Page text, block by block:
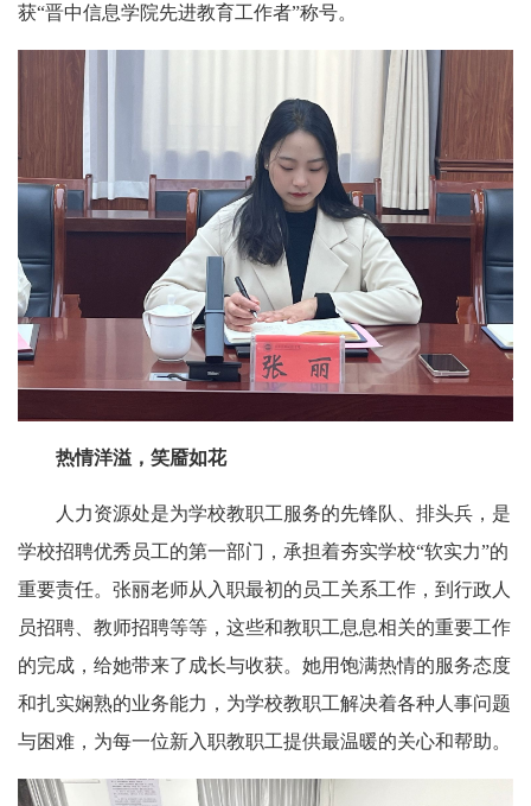
获“晋中信息学院先进教育工作者”称号。
热情洋溢，笑靥如花
人力资源处是为学校教职工服务的先锋队、排头兵，是
学校招聘优秀员工的第一部门，承担着夯实学校“软实力”的
重要责任。张丽老师从入职最初的员工关系工作，到行政人
员招聘、教师招聘等等，这些和教职工息息相关的重要工作
的完成，给她带来了成长与收获。她用饱满热情的服务态度
和扎实娴熟的业务能力，为学校教职工解决着各种人事问题
与困难，为每一位新入职教职工提供最温暖的关心和帮助。